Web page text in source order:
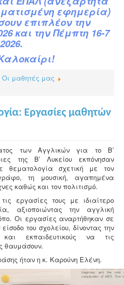
εφημερία)
επιπλέον την
και την Πέμπτη 16-7
2026.
Οι μαθητές μας
Εργασίες μαθητών
των Αγγλικών για το Β’
της Β’ Λυκείου εκπόνησαν
θεματολογία σχετική με τον
τη μουσική, αγαπημένα
καθώς και τον πολιτισμό.
εργασίες τους με ιδιαίτερο
αξιοποιώντας την αγγλική
Οι εργασίες αναρτήθηκαν σε
του σχολείου, δίνοντας την
εκπαιδευτικούς να τις
θαυμάσουν.
ήταν η κ. Καρούνη Ελένη.